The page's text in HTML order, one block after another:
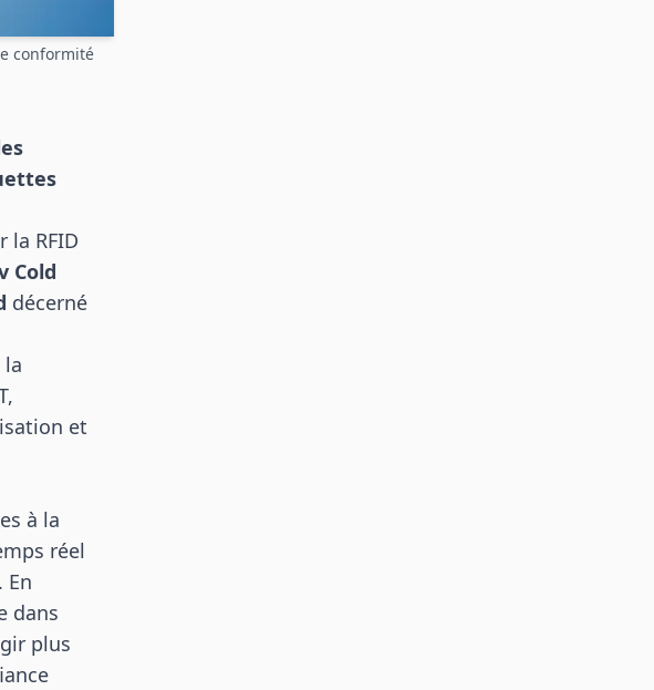
conformité
RFID
Cold
décerné
et
à la
réel
En
dans
plus